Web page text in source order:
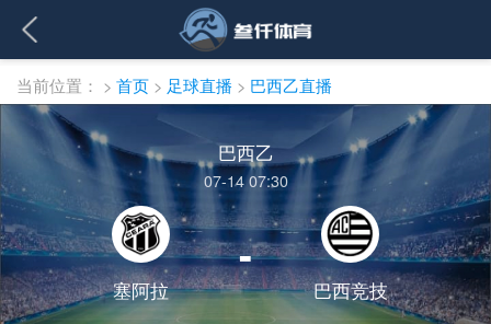
当前位置： > 首页 > 足球直播 > 巴西乙直播
巴西乙
07-14 07:30
塞阿拉
-
巴西竞技